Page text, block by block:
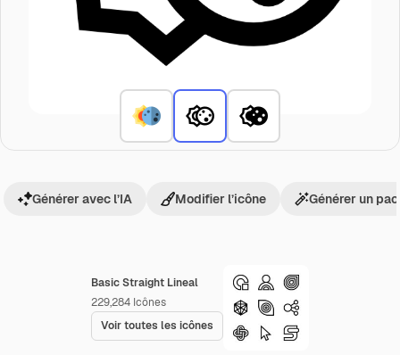
Basic Straight Lineal
229,284 Icônes
Voir toutes les icônes
Générer avec l’IA Modifier l’icône Générer un